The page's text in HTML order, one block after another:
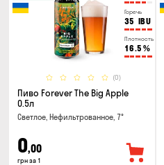
Горечь
35 IBU
Плотность
16.5 %
(0)
Пиво Forever The Big Apple
0.5л
Светлое, Нефильтрованное, 7°
0,00
грн за 1